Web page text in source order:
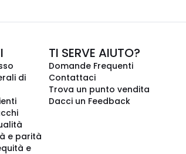
di
e parità
e
TI SERVE AIUTO?
Domande Frequenti
Contattaci
Trova un punto vendita
Dacci un Feedback